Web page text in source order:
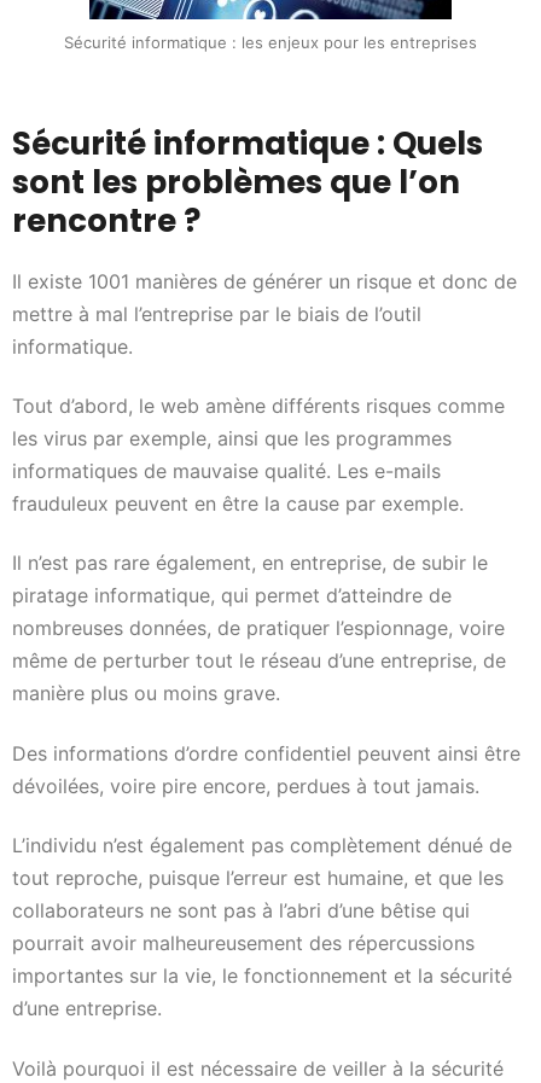
Sécurité informatique : les enjeux pour les entreprises
Sécurité informatique : Quels
sont les problèmes que l’on
rencontre ?
Il existe 1001 manières de générer un risque et donc de
mettre à mal l’entreprise par le biais de l’outil
informatique.
Tout d’abord, le web amène différents risques comme
les virus par exemple, ainsi que les programmes
informatiques de mauvaise qualité. Les e-mails
frauduleux peuvent en être la cause par exemple.
Il n’est pas rare également, en entreprise, de subir le
piratage informatique, qui permet d’atteindre de
nombreuses données, de pratiquer l’espionnage, voire
même de perturber tout le réseau d’une entreprise, de
manière plus ou moins grave.
Des informations d’ordre confidentiel peuvent ainsi être
dévoilées, voire pire encore, perdues à tout jamais.
L’individu n’est également pas complètement dénué de
tout reproche, puisque l’erreur est humaine, et que les
collaborateurs ne sont pas à l’abri d’une bêtise qui
pourrait avoir malheureusement des répercussions
importantes sur la vie, le fonctionnement et la sécurité
d’une entreprise.
Voilà pourquoi il est nécessaire de veiller à la sécurité